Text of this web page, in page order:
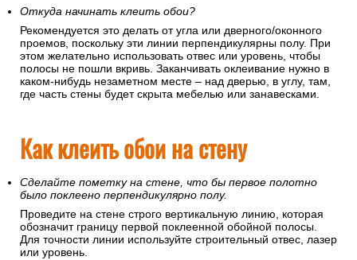
Откуда начинать клеить обои?
Рекомендуется это делать от угла или дверного/оконного
проемов, поскольку эти линии перпендикулярны полу. При
этом желательно использовать отвес или уровень, чтобы
полосы не пошли вкривь. Заканчивать оклеивание нужно в
каком-нибудь незаметном месте – над дверью, в углу, там,
где часть стены будет скрыта мебелью или занавесками.
Как клеить обои на стену
Сделайте пометку на стене, что бы первое полотно
было поклеено перпендикулярно полу.
Проведите на стене строго вертикальную линию, которая
обозначит границу первой поклеенной обойной полосы.
Для точности линии используйте строительный отвес, лазер
или уровень.